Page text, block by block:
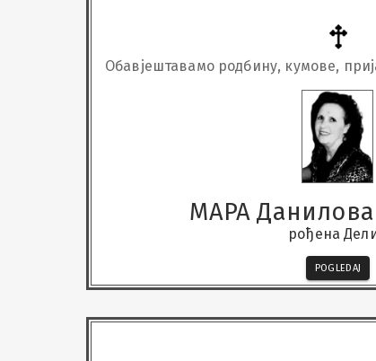
Обавјештавамо родбину, кумове,
МАРА
рођена
POGLEDAJ